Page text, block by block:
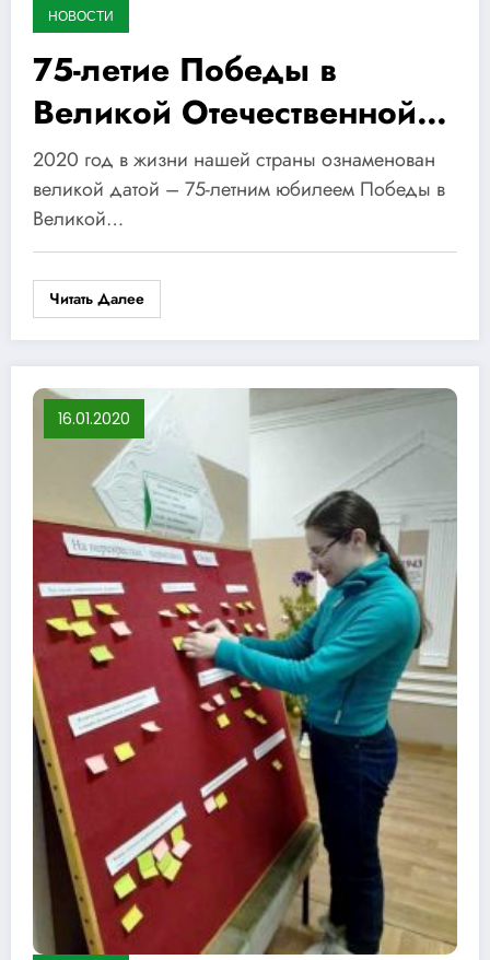
НОВОСТИ
75-летие Победы в
Великой Отечественной
войне 1941-1945 годов
2020 год в жизни нашей страны ознаменован
великой датой – 75-летним юбилеем Победы в
Великой…
Читать Далее
16.01.2020